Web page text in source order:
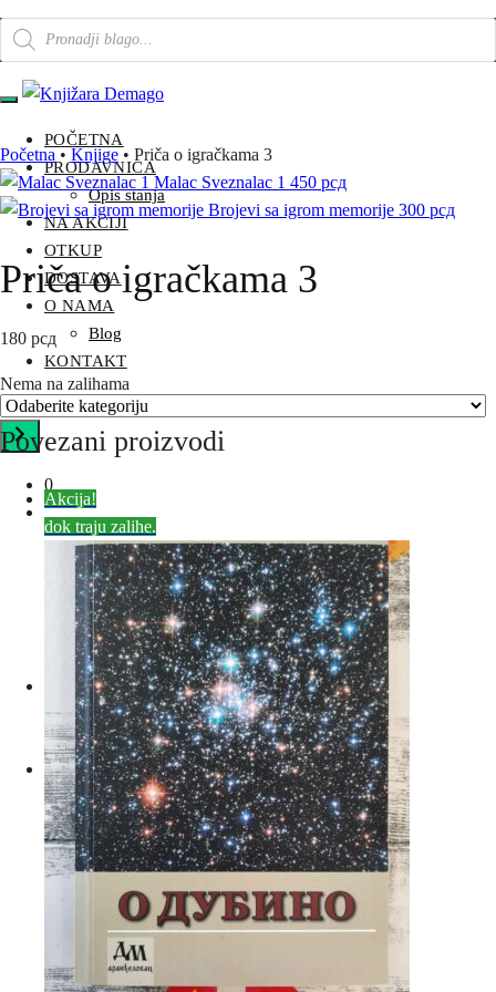
Skip
to
navigation
Skip
to
content
Products
search
POČETNA
PRODAVNICA
Opis stanja
NA AKCIJI
OTKUP
DOSTAVA
O NAMA
Blog
KONTAKT
Odaberite
kategoriju
0
0
Besplatna dostava za porudžbine preko 3500 dinara
Početna • Knjige • Priča o igračkama 3
Malac Sveznalac 1 450 рсд
Brojevi sa igrom memorije 300 рсд
Priča o igračkama 3
180 рсд
Nema na zalihama
Povezani proizvodi
Akcija!
dok traju zalihe.